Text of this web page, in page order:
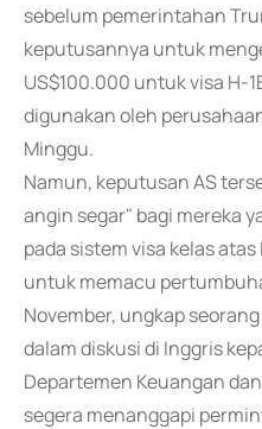
sebelum pemerintahan
keputusannya untuk
US$100.000 untuk visa H-
digunakan oleh
Minggu.
Namun, keputusan AS
angin segar" bagi mereka
pada sistem visa kelas
untuk memacu
November, ungkap
dalam diskusi di Inggris
Departemen Keuangan
segera menanggapi